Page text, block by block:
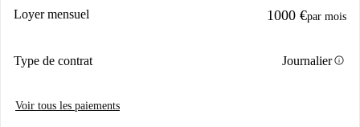
Loyer mensuel 1000 €par mois
Type de contrat Journalierinfo
Voir tous les paiements